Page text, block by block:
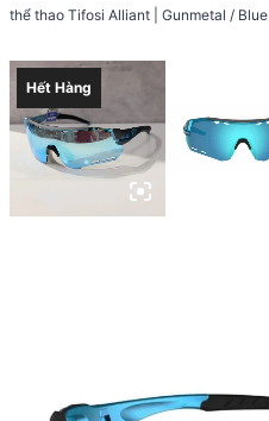
thể thao Tifosi Alliant | Gunmetal / Blue
Hết Hàng